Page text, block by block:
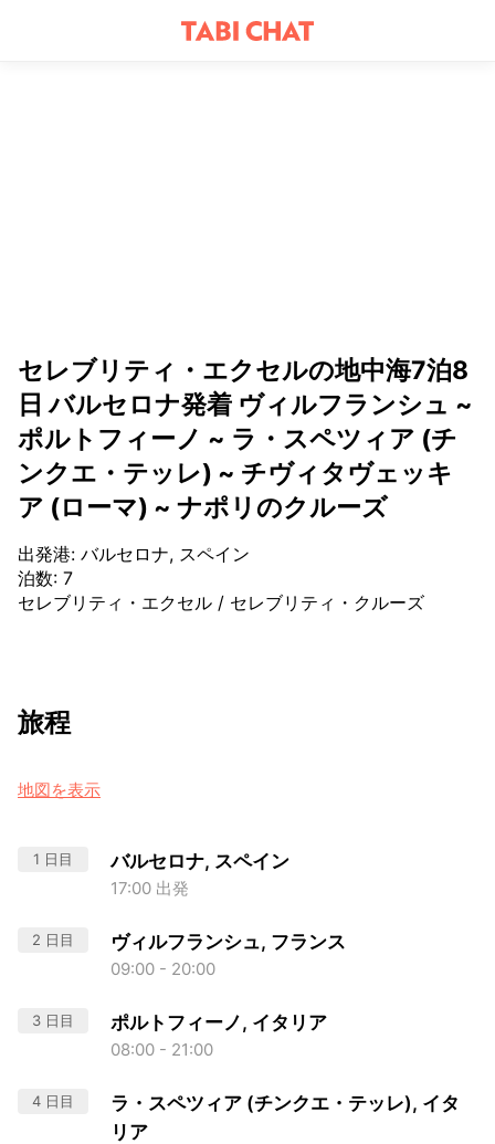
セレブリティ・エクセルの地中海7泊8
日 バルセロナ発着 ヴィルフランシュ ~
ポルトフィーノ ~ ラ・スペツィア (チ
ンクエ・テッレ) ~ チヴィタヴェッキ
ア (ローマ) ~ ナポリのクルーズ
出発港: バルセロナ, スペイン
泊数: 7
セレブリティ・エクセル / セレブリティ・クルーズ
旅程
地図を表示
1 日目 バルセロナ, スペイン
17:00 出発
2 日目 ヴィルフランシュ, フランス
09:00 - 20:00
3 日目 ポルトフィーノ, イタリア
08:00 - 21:00
4 日目
ラ・スペツィア (チンクエ・テッレ), イタ
リア